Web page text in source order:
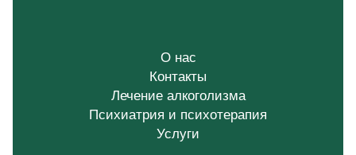
О нас
Контакты
Лечение алкоголизма
Психиатрия и психотерапия
Услуги